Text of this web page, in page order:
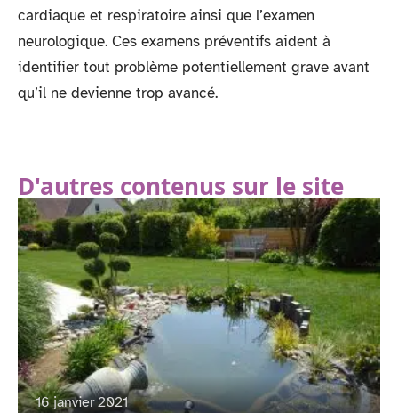
cardiaque et respiratoire ainsi que l’examen
neurologique. Ces examens préventifs aident à
identifier tout problème potentiellement grave avant
qu’il ne devienne trop avancé.
D'autres contenus sur le site
16 janvier 2021